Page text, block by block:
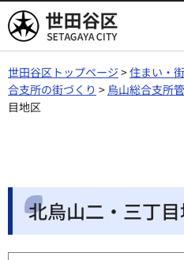
世田谷区
世田谷区トップページ >住まい・
合支所の街づくり > 烏山総合支所
目地区
北烏山二・三丁